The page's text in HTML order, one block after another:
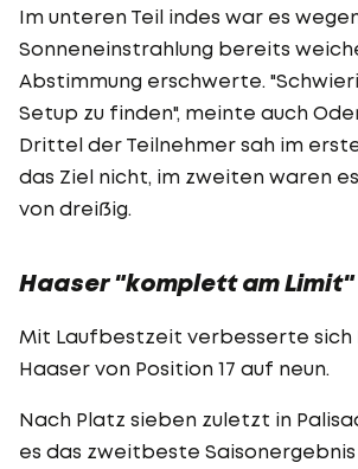
Im unteren Teil indes war es
Sonneneinstrahlung bereits
Abstimmung erschwerte.
Setup zu finden", meinte auch
Drittel der Teilnehmer sah im
das Ziel nicht, im zweiten waren
von dreißig.
Haaser "komplett am Limit"
Mit Laufbestzeit verbesserte sich
Haaser von Position 17 auf neun.
Nach Platz sieben zuletzt in
es das zweitbeste